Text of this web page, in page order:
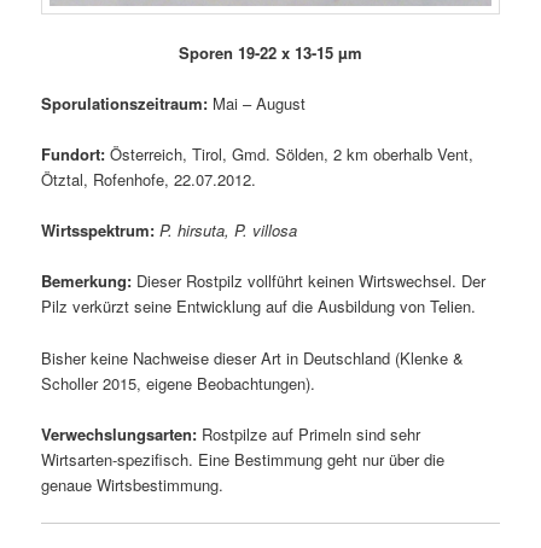
Sporen 19-22 x 13-15 µm
Sporulationszeitraum: Mai – August
Fundort: Österreich, Tirol, Gmd. Sölden, 2 km oberhalb Vent,
Ötztal, Rofenhofe, 22.07.2012.
Wirtsspektrum: P. hirsuta, P. villosa
Bemerkung: Dieser Rostpilz vollführt keinen Wirtswechsel. Der
Pilz verkürzt seine Entwicklung auf die Ausbildung von Telien.
Bisher keine Nachweise dieser Art in Deutschland (Klenke &
Scholler 2015, eigene Beobachtungen).
Verwechslungsarten: Rostpilze auf Primeln sind sehr
Wirtsarten-spezifisch. Eine Bestimmung geht nur über die
genaue Wirtsbestimmung.